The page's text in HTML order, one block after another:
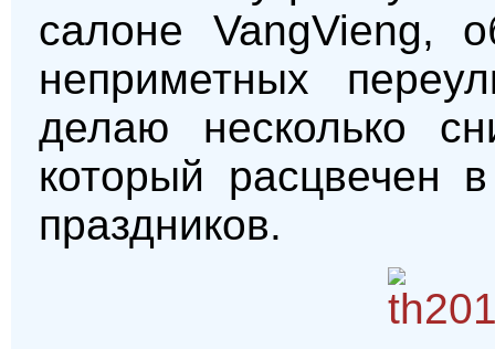
салоне VangVieng,
неприметных
делаю несколько
который расцвечен
праздников.